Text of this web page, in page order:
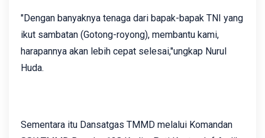
"Dengan banyaknya tenaga dari bapak-bapak TNI yang
ikut sambatan (Gotong-royong), membantu kami,
harapannya akan lebih cepat selesai,"ungkap Nurul
Huda.
Sementara itu Dansatgas TMMD melalui Komandan